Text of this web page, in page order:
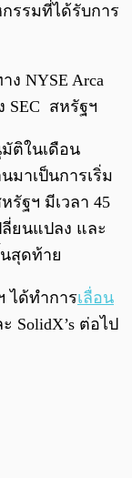
รรมที่ได้รับการ
NYSE Arca
SEC สหรัฐฯ
ติในเดือน
าเป็นการเริ่ม
รัฐฯ มีเวลา 45
ยนแปลง และ
สุดท้าย
ได้ทำการเลื่อน
SolidX’s ต่อไป